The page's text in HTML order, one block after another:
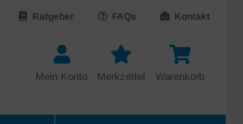
Kontakt
FAQs
Ratgeber
Warenkorb
Merkzettel
Mein Konto